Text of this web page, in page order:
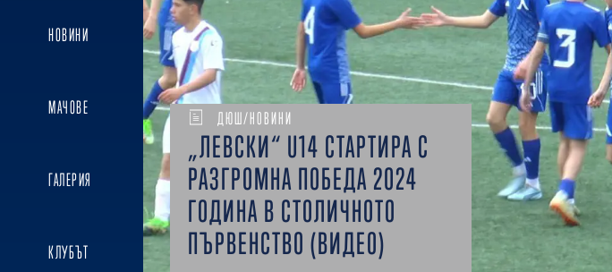
НОВИНИ
МАЧОВЕ
ГАЛЕРИЯ
КЛУБЪТ
ДЮШ/НОВИНИ
„ЛЕВСКИ“ U14 СТАРТИРА С
РАЗГРОМНА ПОБЕДА 2024
ГОДИНА В СТОЛИЧНОТО
ПЪРВЕНСТВО (ВИДЕО)